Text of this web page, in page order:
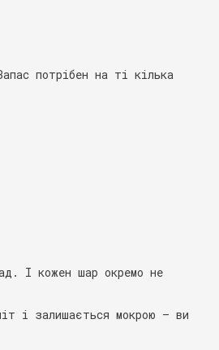
потрібен на ті кілька
І кожен шар окремо не
і залишається мокрою — ви